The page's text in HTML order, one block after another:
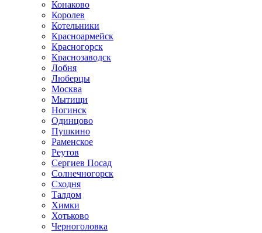
Конаково
Королев
Котельники
Красноармейск
Красногорск
Краснозаводск
Лобня
Люберцы
Москва
Мытищи
Ногинск
Одинцово
Пушкино
Раменское
Реутов
Сергиев Посад
Солнечногорск
Сходня
Талдом
Химки
Хотьково
Черноголовка